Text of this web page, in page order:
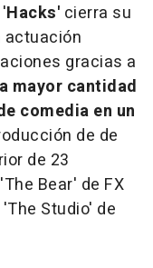
Hacks' cierra su
actuación
gracias a
mayor cantidad
comedia en un
de de
de 23
Bear' de FX
Studio' de